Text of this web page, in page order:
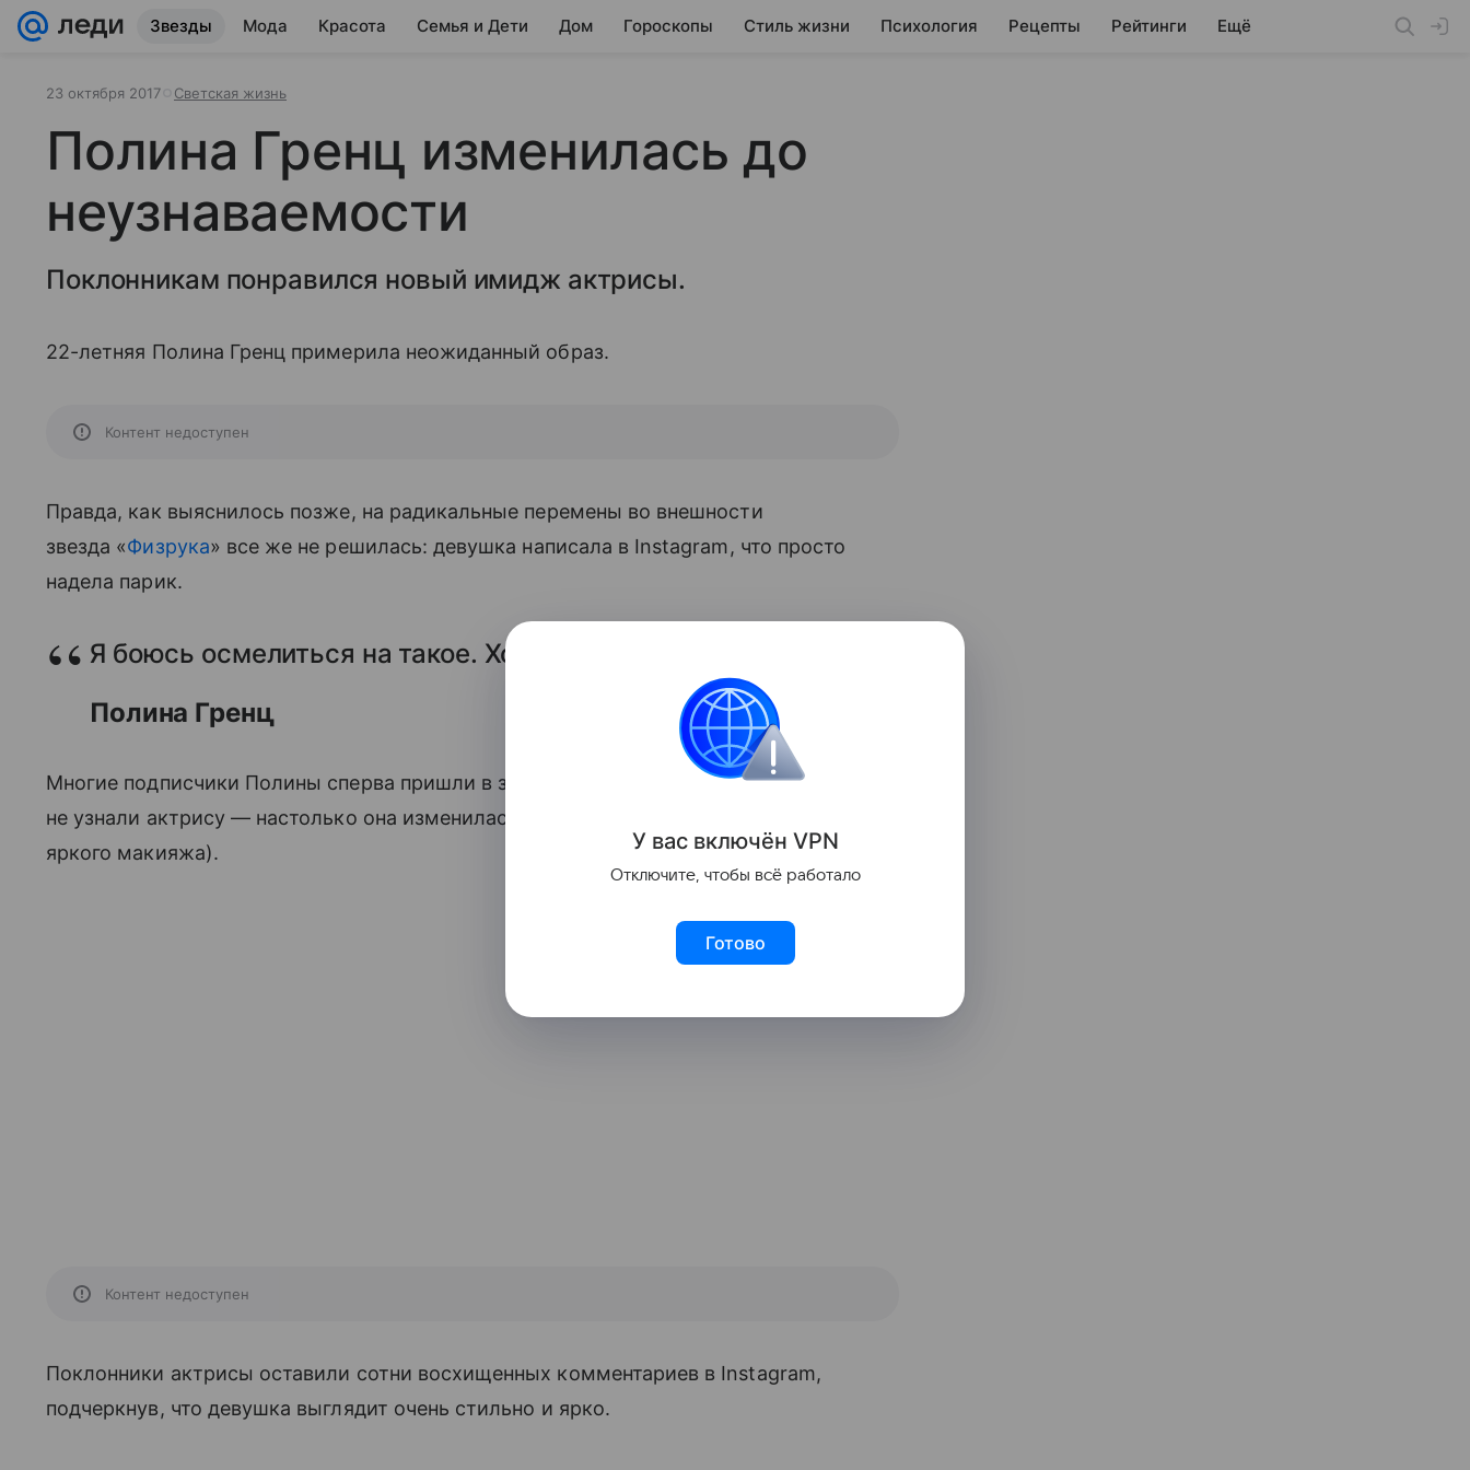
Звезды Мода Красота Семья и Дети Дом Гороскопы Стиль жизни Психология Рецепты Рейтинги Ещё
23 октября 2017 Светская жизнь
Полина Гренц изменилась до
неузнаваемости
Поклонникам понравился новый имидж актрисы.
22-летняя Полина Гренц примерила неожиданный образ.
Контент недоступен
Правда, как выяснилось позже, на радикальные перемены во внешности
звезда «Физрука» все же не решилась: девушка написала в Instagram, что просто
надела парик.
Я боюсь осмелиться на такое. Хотя хочется.
Полина Гренц
Многие подписчики Полины сперва пришли в замешательство и отметили, что даже
не узнали актрису — настолько она изменилась (и не только из-за парика, но и из-за
яркого макияжа).
Контент недоступен
Поклонники актрисы оставили сотни восхищенных комментариев в Instagram,
подчеркнув, что девушка выглядит очень стильно и ярко.
У вас включён VPN
Отключите, чтобы всё работало
Готово